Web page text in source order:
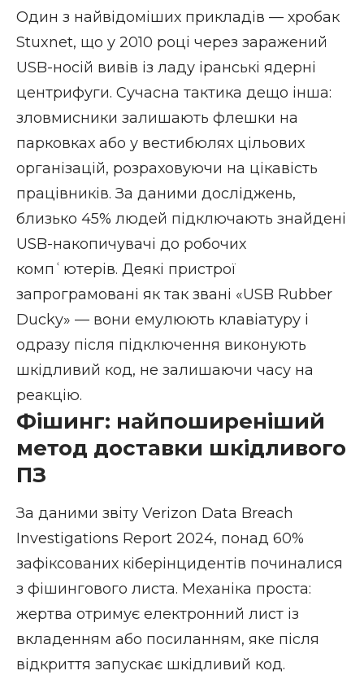
Один з найвідоміших прикладів — хробак
Stuxnet, що у 2010 році через заражений
USB-носій вивів із ладу іранські ядерні
центрифуги. Сучасна тактика дещо інша:
зловмисники залишають флешки на
парковках або у вестибюлях цільових
організацій, розраховуючи на цікавість
працівників. За даними досліджень,
близько 45% людей підключають знайдені
USB-накопичувачі до робочих
компʿютерів. Деякі пристрої
запрограмовані як так звані «USB Rubber
Ducky» — вони емулюють клавіатуру і
одразу після підключення виконують
шкідливий код, не залишаючи часу на
реакцію.
Фішинг: найпоширеніший
метод доставки шкідливого
ПЗ
За даними звіту Verizon Data Breach
Investigations Report 2024, понад 60%
зафіксованих кіберінцидентів починалися
з фішингового листа. Механіка проста:
жертва отримує електронний лист із
вкладенням або посиланням, яке після
відкриття запускає шкідливий код.